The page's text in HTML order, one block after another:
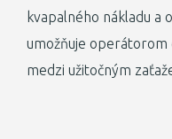
kvapalného nákladu a
umožňuje operátorom
medzi užitočným